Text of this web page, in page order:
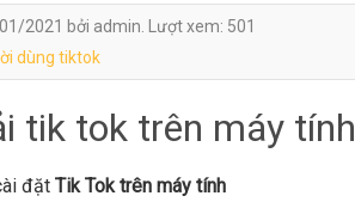
2021 bởi admin. Lượt xem: 501
dùng tiktok
tik tok trên máy tính
đặt Tik Tok trên máy tính